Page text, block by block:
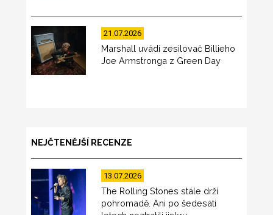
21.07.2026
Marshall uvádí zesilovač Billieho
Joe Armstronga z Green Day
NEJČTENĚJŠÍ RECENZE
13.07.2026
The Rolling Stones stále drží
pohromadě. Ani po šedesáti